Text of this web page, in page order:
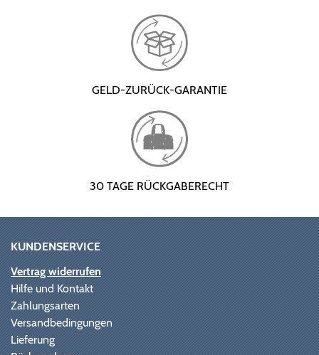
GELD-ZURÜCK-GARANTIE
30 TAGE RÜCKGABERECHT
KUNDENSERVICE
Vertrag widerrufen
Hilfe und Kontakt
Zahlungsarten
Versandbedingungen
Lieferung